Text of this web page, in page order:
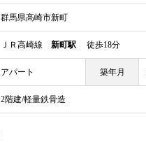
群馬県高崎市新町
ＪＲ高崎線 新町駅 徒歩18分
アパート 築年月
2階建/軽量鉄骨造